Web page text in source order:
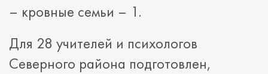
– кровные семьи – 1.
Для 28 учителей и психологов
Северного района подготовлен,